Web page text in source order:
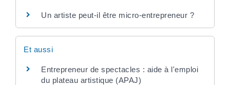
Un artiste peut-il être micro-entrepreneur ?
Et aussi
Entrepreneur de spectacles : aide à l'emploi
du plateau artistique (APAJ)